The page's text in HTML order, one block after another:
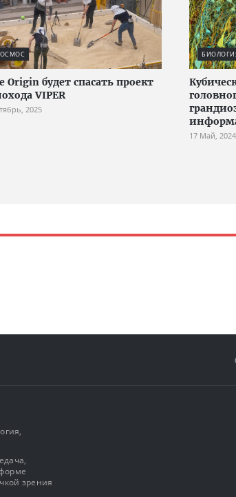
Origin будет спасать проект
VIPER
2025
17 Май, 2024
зрения